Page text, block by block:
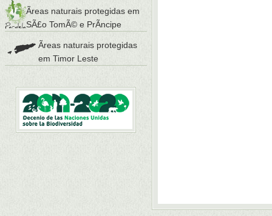
Ãreas naturais protegidas em
SÃ£o TomÃ© e PrÃ­ncipe
Ãreas naturais protegidas
em Timor Leste